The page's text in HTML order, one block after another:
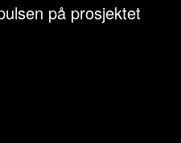
på prosjektet